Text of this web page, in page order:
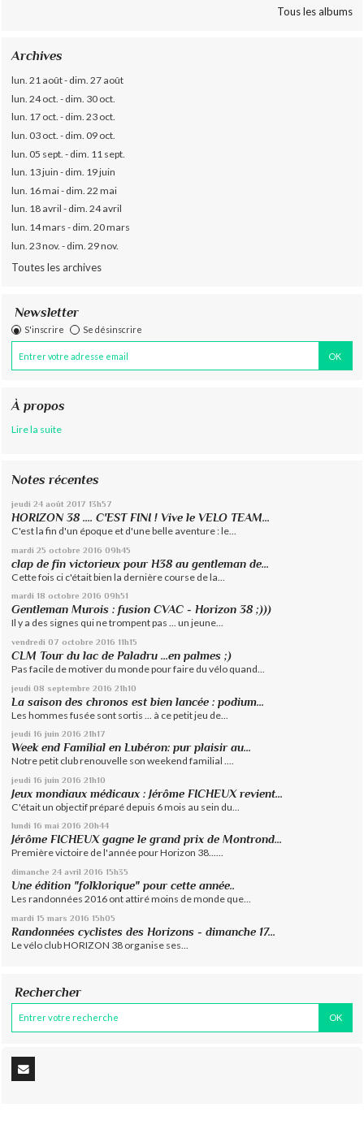
Tous les albums
Archives
lun. 21 août - dim. 27 août
lun. 24 oct. - dim. 30 oct.
lun. 17 oct. - dim. 23 oct.
lun. 03 oct. - dim. 09 oct.
lun. 05 sept. - dim. 11 sept.
lun. 13 juin - dim. 19 juin
lun. 16 mai - dim. 22 mai
lun. 18 avril - dim. 24 avril
lun. 14 mars - dim. 20 mars
lun. 23 nov. - dim. 29 nov.
Toutes les archives
Newsletter
S'inscrire Se désinscrire
À propos
Lire la suite
Notes récentes
jeudi 24 août 2017 13h57
HORIZON 38 .... C'EST FINI ! Vive le VELO TEAM...
C'est la fin d'un époque et d'une belle aventure : le...
mardi 25 octobre 2016 09h45
clap de fin victorieux pour H38 au gentleman de...
Cette fois ci c'était bien la dernière course de la...
mardi 18 octobre 2016 09h51
Gentleman Murois : fusion CVAC - Horizon 38 ;)))
Il y a des signes qui ne trompent pas ... un jeune...
vendredi 07 octobre 2016 11h15
CLM Tour du lac de Paladru ...en palmes ;)
Pas facile de motiver du monde pour faire du vélo quand...
jeudi 08 septembre 2016 21h10
La saison des chronos est bien lancée : podium...
Les hommes fusée sont sortis ... à ce petit jeu de...
jeudi 16 juin 2016 21h17
Week end Familial en Lubéron: pur plaisir au...
Notre petit club renouvelle son weekend familial ....
jeudi 16 juin 2016 21h10
Jeux mondiaux médicaux : Jérôme FICHEUX revient...
C'était un objectif préparé depuis 6 mois au sein du...
lundi 16 mai 2016 20h44
Jérôme FICHEUX gagne le grand prix de Montrond...
Première victoire de l'année pour Horizon 38......
dimanche 24 avril 2016 15h35
Une édition "folklorique" pour cette année..
Les randonnées 2016 ont attiré moins de monde que...
mardi 15 mars 2016 15h05
Randonnées cyclistes des Horizons - dimanche 17...
Le vélo club HORIZON 38 organise ses...
Rechercher